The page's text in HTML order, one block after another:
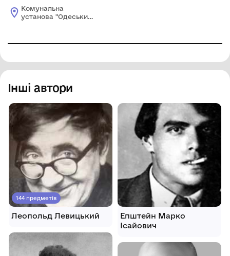
Комунальна
установа "Одеський
Інші автори
144 предметів
Леопольд Левицький
Епштейн Марко
Ісайович